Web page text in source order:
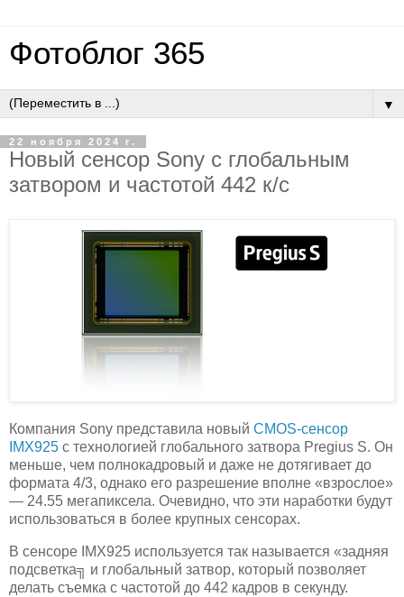
Фотоблог 365
▼
22 ноября 2024 г.
Новый сенсор Sony с глобальным
затвором и частотой 442 к/с
Компания Sony представила новый CMOS-сенсор
IMX925 с технологией глобального затвора Pregius S. Он
меньше, чем полнокадровый и даже не дотягивает до
формата 4/3, однако его разрешение вполне «взрослое»
— 24.55 мегапиксела. Очевидно, что эти наработки будут
использоваться в более крупных сенсорах.
В сенсоре IMX925 используется так называется «задняя
подсветка╗ и глобальный затвор, который позволяет
делать съемка с частотой до 442 кадров в секунду.